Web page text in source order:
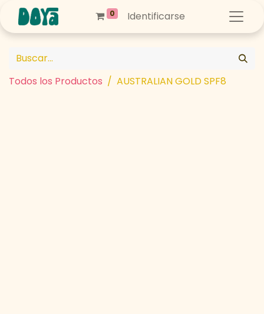
0 Identificarse
Todos los Productos AUSTRALIAN GOLD SPF8